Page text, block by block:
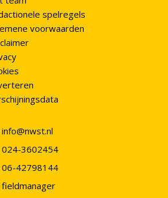
spelregels
voorwaarden
info@nwst.nl
024-3602454
06-42798144
fieldmanager